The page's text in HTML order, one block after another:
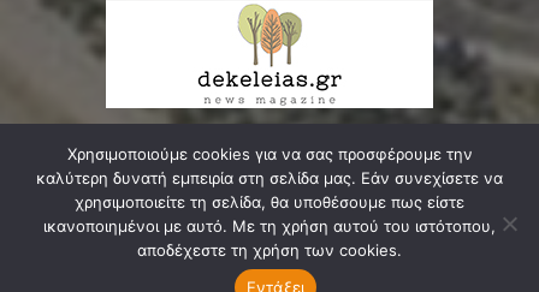
ΣΧΕΤΙΚΑ ΜΕ ΕΜΑΣ
Δεκελείας, ο δικός μας δρόμος, κεντρική αρτηρία της
κοινωνικής, οικιστικής και πολιτιστικής μας ενότητας,
Χρησιμοποιούμε cookies για να σας προσφέρουμε την
καλύτερη δυνατή εμπειρία στη σελίδα μας. Εάν συνεχίσετε να
χρησιμοποιείτε τη σελίδα, θα υποθέσουμε πως είστε
ικανοποιημένοι με αυτό. Με τη χρήση αυτού του ιστότοπου,
αποδέχεστε τη χρήση των cookies.
Εντάξει